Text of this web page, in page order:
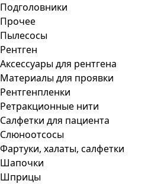
Подголовники
Прочее
Пылесосы
Рентген
Аксессуары для рентгена
Материалы для проявки
Рентгенпленки
Ретракционные нити
Салфетки для пациента
Слюноотсосы
Фартуки, халаты, салфетки
Шапочки
Шприцы